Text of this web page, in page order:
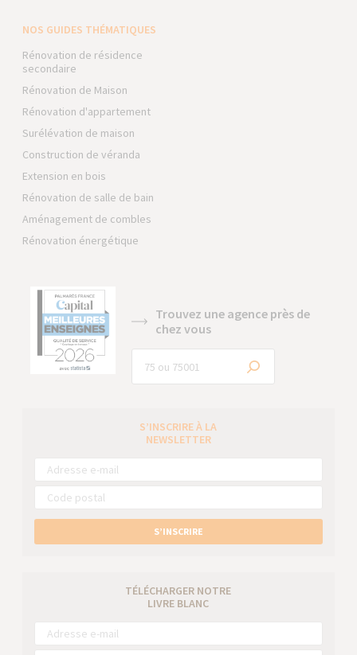
NOS GUIDES THÉMATIQUES
Rénovation de résidence
secondaire
Rénovation de Maison
Rénovation d'appartement
Surélévation de maison
Construction de véranda
Extension en bois
Rénovation de salle de bain
Aménagement de combles
Rénovation énergétique
Trouvez une agence près de
chez vous
S’INSCRIRE À LA
NEWSLETTER
S’INSCRIRE
TÉLÉCHARGER NOTRE
LIVRE BLANC